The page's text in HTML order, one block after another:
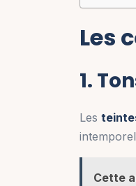
Les
1.
Les
Cette